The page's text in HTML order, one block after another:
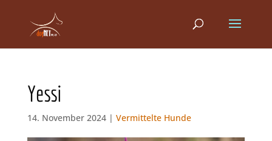
Yessi
14. November 2024 | Vermittelte Hunde